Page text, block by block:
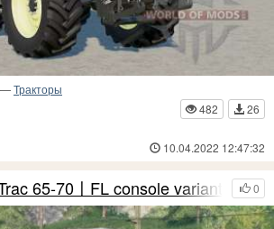
—Тракторы
482
26
10.04.2022 12:47:32
0
65-70〡FL console variants